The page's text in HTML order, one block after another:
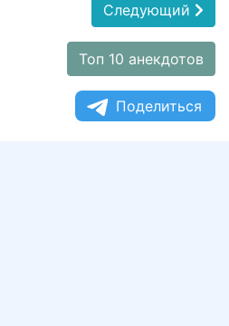
Следующий
Топ 10 анекдотов
Поделиться